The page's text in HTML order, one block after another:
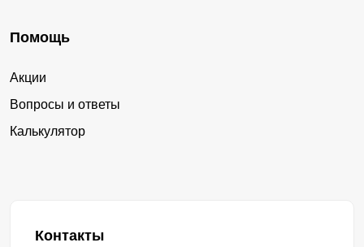
Помощь
Акции
Вопросы и ответы
Калькулятор
Контакты